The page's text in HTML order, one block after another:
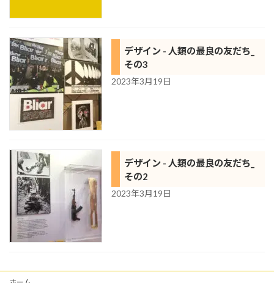
デザイン - 人類の最良の友だち_
その3
2023年3月19日
デザイン - 人類の最良の友だち_
その2
2023年3月19日